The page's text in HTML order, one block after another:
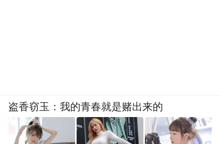
盗香窃玉：我的青春就是赌出来的